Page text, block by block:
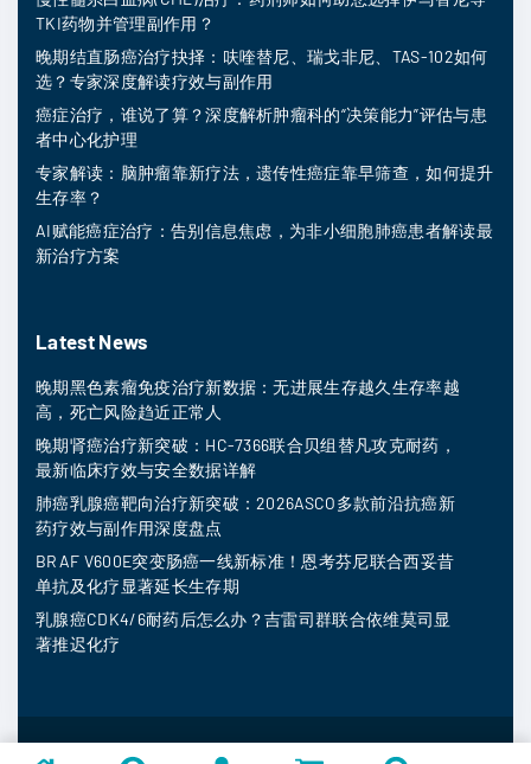
TKI药物并管理副作用？
晚期结直肠癌治疗抉择：呋喹替尼、瑞戈非尼、TAS-102如何
选？专家深度解读疗效与副作用
癌症治疗，谁说了算？深度解析肿瘤科的“决策能力”评估与患
者中心化护理
专家解读：脑肿瘤靠新疗法，遗传性癌症靠早筛查，如何提升
生存率？
AI赋能癌症治疗：告别信息焦虑，为非小细胞肺癌患者解读最
新治疗方案
Latest News
晚期黑色素瘤免疫治疗新数据：无进展生存越久生存率越
高，死亡风险趋近正常人
晚期肾癌治疗新突破：HC-7366联合贝组替凡攻克耐药，
最新临床疗效与安全数据详解
肺癌乳腺癌靶向治疗新突破：2026ASCO多款前沿抗癌新
药疗效与副作用深度盘点
BRAF V600E突变肠癌一线新标准！恩考芬尼联合西妥昔
单抗及化疗显著延长生存期
乳腺癌CDK4/6耐药后怎么办？吉雷司群联合依维莫司显
著推迟化疗